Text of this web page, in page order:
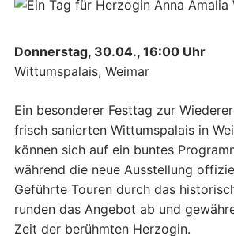
Donnerstag, 30.04., 16:00 Uhr
Wittumspalais, Weimar
Ein besonderer Festtag zur
frisch sanierten Wittumspalais in
können sich auf ein buntes
während die neue Ausstellung
Geführte Touren durch das
runden das Angebot ab und
Zeit der berühmten Herzogin.